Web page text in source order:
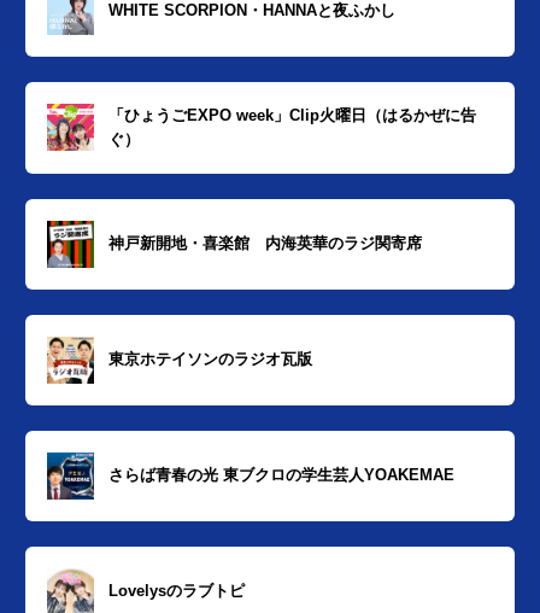
WHITE SCORPION・HANNAと夜ふかし
「ひょうごEXPO week」Clip火曜日（はるかぜに告
ぐ）
神戸新開地・喜楽館 内海英華のラジ関寄席
東京ホテイソンのラジオ瓦版
さらば青春の光 東ブクロの学生芸人YOAKEMAE
Lovelysのラブトピ